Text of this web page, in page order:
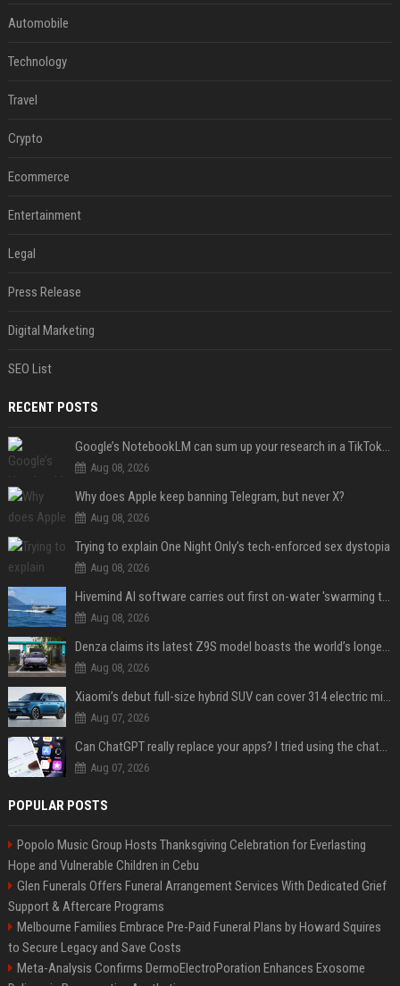
Automobile
Technology
Travel
Crypto
Ecommerce
Entertainment
Legal
Press Release
Digital Marketing
SEO List
RECENT POSTS
Google’s NotebookLM can sum up your research in a TikTok-style clip
Aug 08, 2026
Why does Apple keep banning Telegram, but never X?
Aug 08, 2026
Trying to explain One Night Only’s tech-enforced sex dystopia
Aug 08, 2026
Hivemind AI software carries out first on-water 'swarming test' in Taiwan mission
Aug 08, 2026
Denza claims its latest Z9S model boasts the world’s longest electric range — allowing owners to drive from New York to Detroit without a stop
Aug 08, 2026
Xiaomi’s debut full-size hybrid SUV can cover 314 electric miles before it touches a drop of gasoline
Aug 07, 2026
Can ChatGPT really replace your apps? I tried using the chatbot for 12 everyday tasks on my phone — here’s what happened
Aug 07, 2026
POPULAR POSTS
Popolo Music Group Hosts Thanksgiving Celebration for Everlasting
Hope and Vulnerable Children in Cebu
Glen Funerals Offers Funeral Arrangement Services With Dedicated Grief
Support & Aftercare Programs
Melbourne Families Embrace Pre-Paid Funeral Plans by Howard Squires
to Secure Legacy and Save Costs
Meta-Analysis Confirms DermoElectroPoration Enhances Exosome